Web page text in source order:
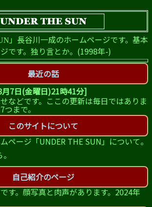
」長谷川一成のホームページです。基本
です。独り言とか。(1998年-)
最近の話
7日(金曜日)21時41分]
などです。ここの更新は毎日ではありま
まで。
このサイトについて
ページ「UNDER THE SUN」について。
自己紹介のページ
す。顔写真と肉声があります。2024年